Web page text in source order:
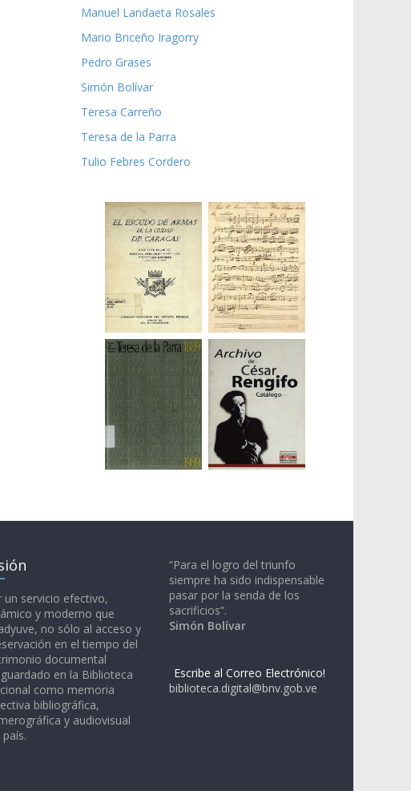
Manuel Landaeta Rosales
Mario Briceño Iragorry
Pedro Grases
Simón Bolívar
Teresa Carreño
Teresa de la Parra
Tulio Febres Cordero
un servicio efectivo,
y moderno que
no sólo al acceso y
en el tiempo del
documental
en la Biblioteca
como memoria
bibliográfica,
y audiovisual
país.
“Para el logro del triunfo
siempre ha sido indispensable
pasar por la senda de los
sacrificios”.
Simón Bolívar
Escribe al Correo Electrónico!
biblioteca.digital@bnv.gob.ve